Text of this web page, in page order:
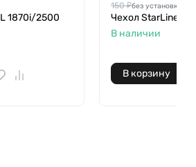
1870i/2500
150 ₽без установки
Чехол StarLine
В наличии
В корзину